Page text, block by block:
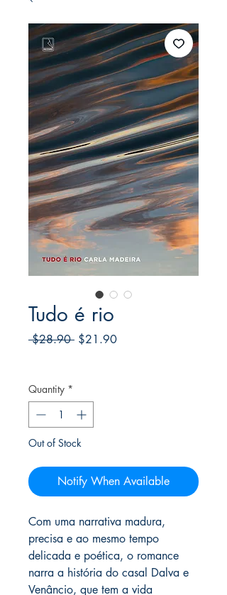
Tudo é rio
$28.90 Regular
$21.90Sale
Quantity *
Out of Stock
Notify When Available
Com uma narrativa madura,
precisa e ao mesmo tempo
delicada e poética, o romance
narra a história do casal Dalva e
Venâncio, que tem a vida